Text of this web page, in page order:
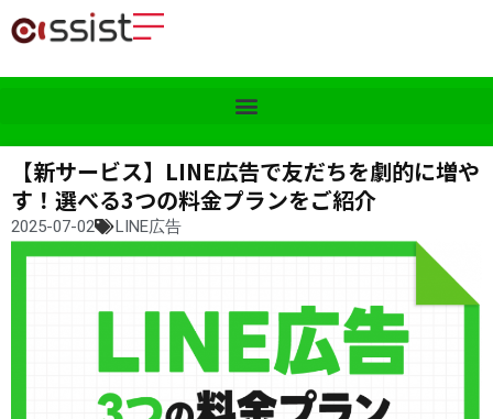
【新サービス】LINE広告で友だちを劇的に増や
す！選べる3つの料金プランをご紹介
2025-07-02 LINE広告